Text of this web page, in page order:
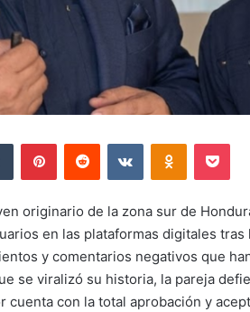
Tumblr PinterestReddit VKontakte
originario de la zona sur de
en las plataformas digitales
y comentarios negativos que
se viralizó su historia, la pareja
cuenta con la total aprobación y